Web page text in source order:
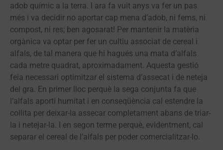
adob químic a la terra. I ara fa vuit anys va fer un pas
més i va decidir no aportar cap mena d’adob, ni fems, ni
compost, ni res; ben agosarat! Per mantenir la matèria
orgànica va optar per fer un cultiu associat de cereal i
alfals, de tal manera que hi hagués una mata d’alfals
cada metre quadrat, aproximadament. Aquesta gestió
feia necessari optimitzar el sistema d’assecat i de neteja
del gra. En primer lloc perquè la sega conjunta fa que
l’alfals aporti humitat i en conseqüència cal estendre la
collita per deixar-la assecar completament abans de triar-
la i netejar-la. I en segon terme perquè, evidentment, cal
separar el cereal de l’alfals per poder comercialitzar-lo.